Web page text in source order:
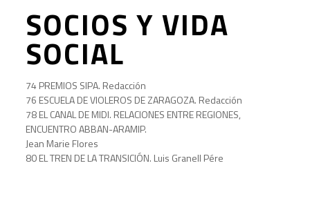
SOCIOS Y VIDA
SOCIAL
74 PREMIOS SIPA. Redacción
76 ESCUELA DE VIOLEROS DE ZARAGOZA. Redacción
78 EL CANAL DE MIDI. RELACIONES ENTRE REGIONES,
ENCUENTRO ABBAN-ARAMIP.
Jean Marie Flores
80 EL TREN DE LA TRANSICIÓN. Luis Granell Pére